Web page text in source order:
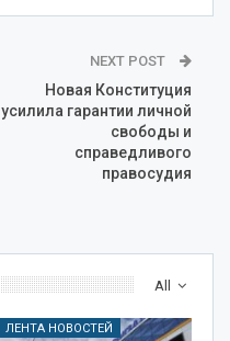
NEXT POST
Новая Конституция
усилила гарантии личной
свободы и
справедливого
правосудия
All
ЛЕНТА НОВОСТЕЙ